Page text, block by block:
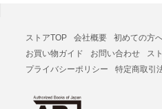
ストアTOP 会社概要 初めての方
お買い物ガイド
お問い合わせ
ス
プライバシーポリシー
特定商取引